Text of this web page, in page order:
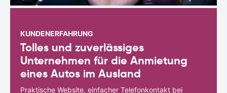
KUNDENERFAHRUNG
Tolles und zuverlässiges
Unternehmen für die Anmietung
eines Autos im Ausland
Praktische Website, einfacher Telefonkontakt bei